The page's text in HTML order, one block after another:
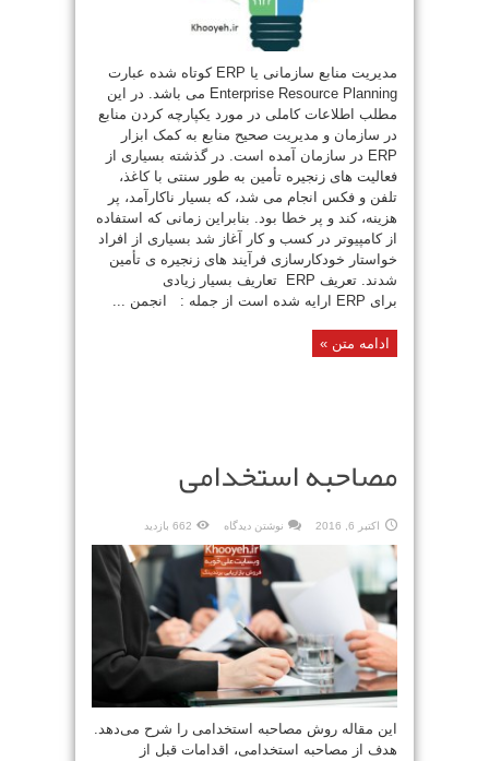
مدیریت منابع سازمانی یا ERP کوتاه شده عبارت
Enterprise Resource Planning می باشد. در این
مطلب اطلاعات کاملی در مورد یکپارچه کردن منابع
در سازمان و مدیریت صحیح منابع به کمک ابزار
ERP در سازمان آمده است. در گذشته بسیاری از
فعالیت های زنجیره تأمین به طور سنتی با کاغذ،
تلفن و فکس انجام می شد، که بسیار ناکارآمد، پر
هزینه، کند و پر خطا بود. بنابراین زمانی که استفاده
از کامپیوتر در کسب و کار آغاز شد بسیاری از افراد
خواستار خودکارسازی فرآیند های زنجیره ی تأمین
شدند. تعریف ERP تعاریف بسیار زیادی
برای ERP ارایه شده است از جمله : انجمن ...
ادامه متن »
مصاحبه استخدامی
اکتبر 6, 2016 نوشتن دیدگاه 662 بازدید
این مقاله روش مصاحبه استخدامی را شرح می‌دهد.
هدف از مصاحبه استخدامی،‌ اقدامات قبل از